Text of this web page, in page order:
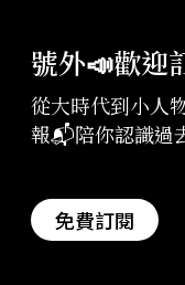
在自己管理的學
以及自己的策略
的任務。在這
務，意指沒有
決方案，則必須
號外📣歡迎
從大時代到小人
報📬陪你認識過
免費訂閱